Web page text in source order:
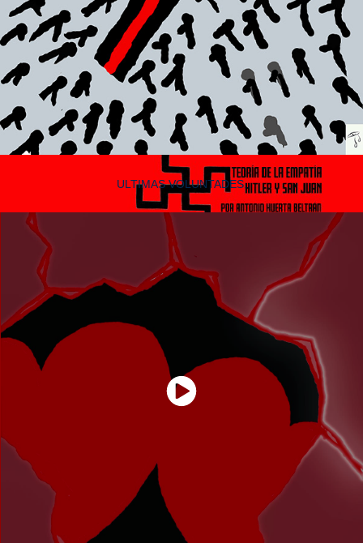
ULTIMAS VOLUNTADES.